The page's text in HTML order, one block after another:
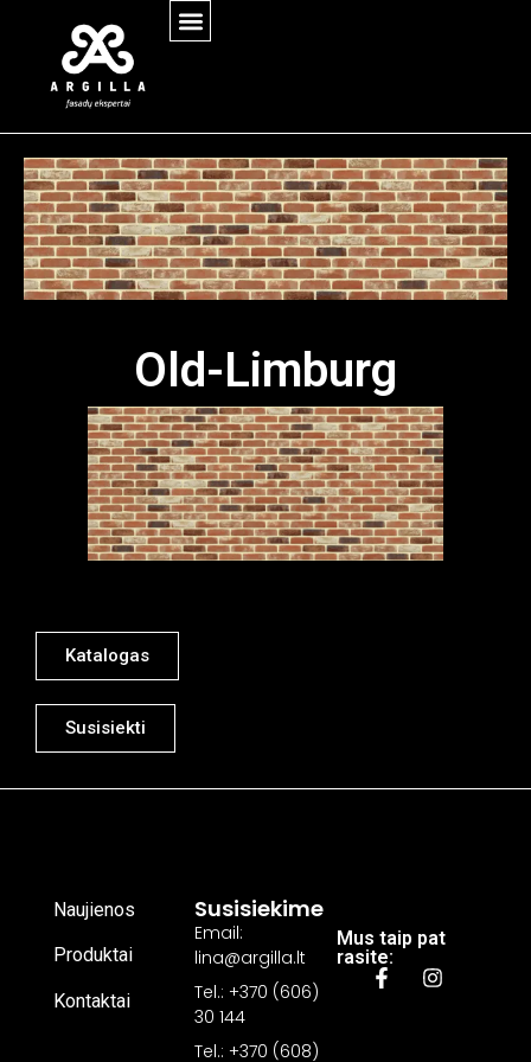
Old-Limburg
Katalogas
Susisiekti
Mus taip pat
rasite:
Naujienos
Produktai
Kontaktai
Susisiekime
Email:
lina@argilla.lt
Tel.: +370 (606)
30 144
Tel.: +370 (608)